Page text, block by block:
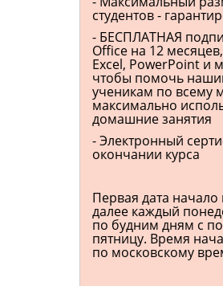
студентов -
- БЕСПЛАТНАЯ
Office на 12
Excel, PowerPoint и
чтобы помочь
ученикам по всему
максимально
домашние занятия
- Электронный
окончании курса
Первая дата начало
далее каждый
по будним дням с
пятницу. Время
по московскому